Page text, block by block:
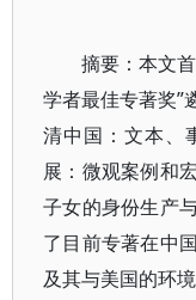
摘要：本文
学者最佳专著奖”
清中国：文本、
展：微观案例和
子女的身份生产
了目前专著在中
及其与美国的环